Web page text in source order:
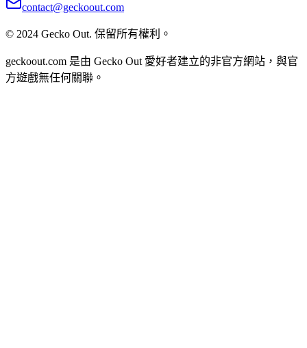
contact@geckoout.com
© 2024 Gecko Out. 保留所有權利。
geckoout.com 是由 Gecko Out 愛好者建立的非官方網站，與官
方遊戲無任何關聯。